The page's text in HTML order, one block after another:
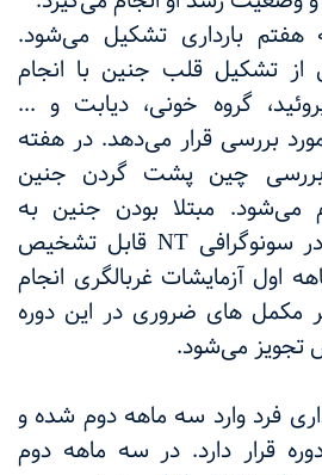
بارداری تشکیل می‌شود.
تشکیل قلب جنین با انجام
گروه خونی، دیابت و ...
بررسی قرار می‌دهد. در هفته
بررسی چین پشت گردن جنین
می‌شود. مبتلا بودن جنین به
سونوگرافیNT قابل تشخیص
اول آزمایشات غربالگری انجام
مکمل های ضروری در این دوره
می‌شود.
هفته ۱۴ بارداری فرد وارد سه ماهه دوم شده و
در این دوره قرار دارد. در سه ماهه دوم